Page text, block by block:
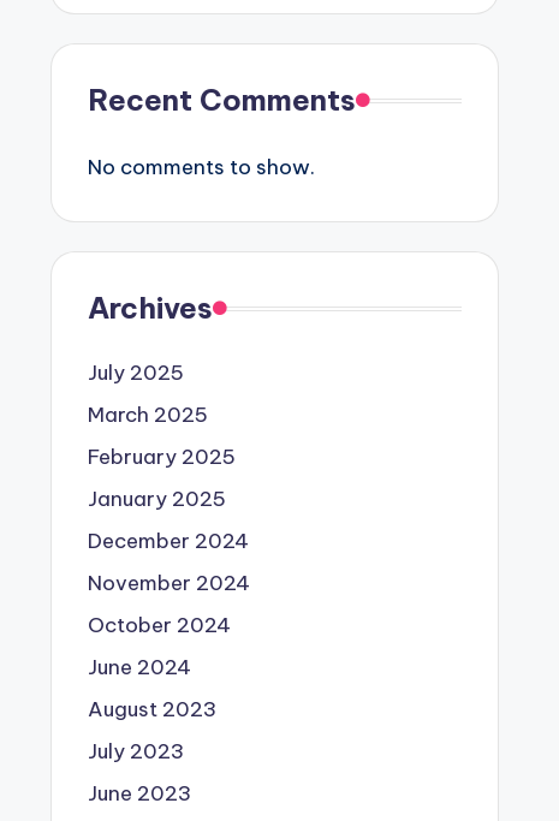
Recent Comments
No comments to show.
Archives
July 2025
March 2025
February 2025
January 2025
December 2024
November 2024
October 2024
June 2024
August 2023
July 2023
June 2023